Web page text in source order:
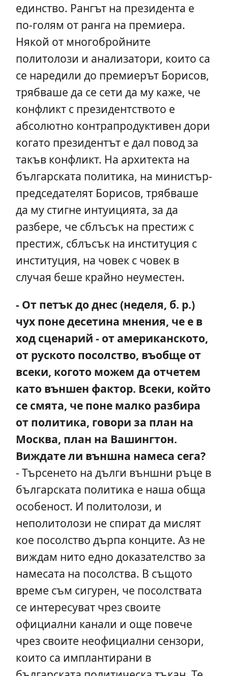
единство. Рангът на президента е
по-голям от ранга на премиера.
Някой от многобройните
политолози и анализатори, които са
се наредили до премиерът Борисов,
трябваше да се сети да му каже, че
конфликт с президентството е
абсолютно контрапродуктивен дори
когато президентът е дал повод за
такъв конфликт. На архитекта на
българската политика, на министър-
председателят Борисов, трябваше
да му стигне интуицията, за да
разбере, че сблъсък на престиж с
престиж, сблъсък на институция с
институция, на човек с човек в
случая беше крайно неуместен.
- От петък до днес (неделя, б. р.)
чух поне десетина мнения, че е в
ход сценарий - от американското,
от руското посолство, въобще от
всеки, когото можем да отчетем
като външен фактор. Всеки, който
се смята, че поне малко разбира
от политика, говори за план на
Москва, план на Вашингтон.
Виждате ли външна намеса сега?
- Търсенето на дълги външни ръце в
българската политика е наша обща
особеност. И политолози, и
неполитолози не спират да мислят
кое посолство дърпа конците. Аз не
виждам нито едно доказателство за
намесата на посолства. В същото
време съм сигурен, че посолствата
се интересуват чрез своите
официални канали и още повече
чрез своите неофициални сензори,
които са имплантирани в